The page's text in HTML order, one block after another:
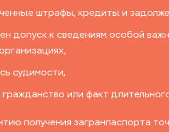
штрафы, кредиты и
допуск к сведениям особой
судимости,
или факт
получения загранпаспорта